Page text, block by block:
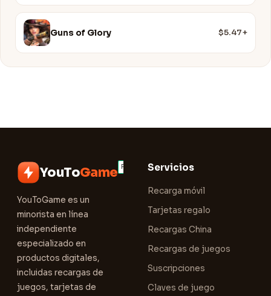
Guns of Glory $5.47+
YouToGame
YouToGame es un
minorista en línea
independiente
especializado en
productos digitales,
incluidas recargas de
juegos, tarjetas de
Servicios
Recarga móvil
Tarjetas regalo
Recargas China
Recargas de juegos
Suscripciones
Claves de juego